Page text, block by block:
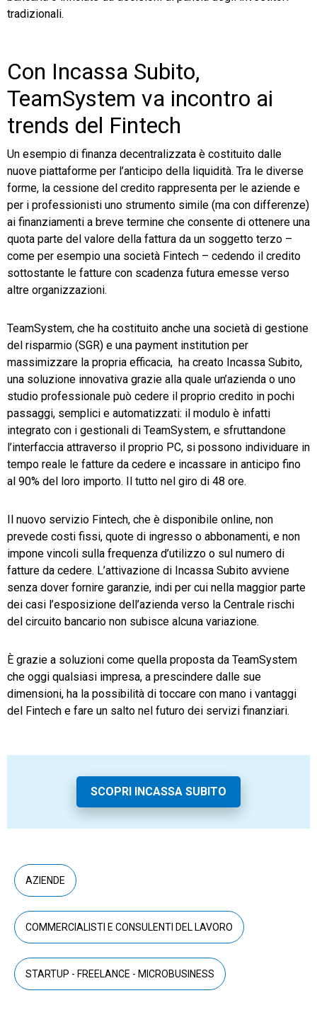
tradizionali.
Con Incassa Subito,
TeamSystem va incontro ai
trends del Fintech
Un esempio di finanza decentralizzata è costituito dalle
nuove piattaforme per l’anticipo della liquidità. Tra le diverse
forme, la cessione del credito rappresenta per le aziende e
per i professionisti uno strumento simile (ma con differenze)
ai finanziamenti a breve termine che consente di ottenere una
quota parte del valore della fattura da un soggetto terzo –
come per esempio una società Fintech – cedendo il credito
sottostante le fatture con scadenza futura emesse verso
altre organizzazioni.
TeamSystem, che ha costituito anche una società di gestione
del risparmio (SGR) e una payment institution per
massimizzare la propria efficacia, ha creato Incassa Subito,
una soluzione innovativa grazie alla quale un’azienda o uno
studio professionale può cedere il proprio credito in pochi
passaggi, semplici e automatizzati: il modulo è infatti
integrato con i gestionali di TeamSystem, e sfruttandone
l’interfaccia attraverso il proprio PC, si possono individuare in
tempo reale le fatture da cedere e incassare in anticipo fino
al 90% del loro importo. Il tutto nel giro di 48 ore.
Il nuovo servizio Fintech, che è disponibile online, non
prevede costi fissi, quote di ingresso o abbonamenti, e non
impone vincoli sulla frequenza d’utilizzo o sul numero di
fatture da cedere. L’attivazione di Incassa Subito avviene
senza dover fornire garanzie, indi per cui nella maggior parte
dei casi l’esposizione dell’azienda verso la Centrale rischi
del circuito bancario non subisce alcuna variazione.
È grazie a soluzioni come quella proposta da TeamSystem
che oggi qualsiasi impresa, a prescindere dalle sue
dimensioni, ha la possibilità di toccare con mano i vantaggi
del Fintech e fare un salto nel futuro dei servizi finanziari.
SCOPRI INCASSA SUBITO
AZIENDE
COMMERCIALISTI E CONSULENTI DEL LAVORO
STARTUP - FREELANCE - MICROBUSINESS